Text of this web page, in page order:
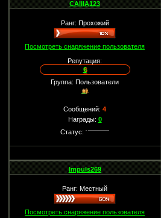
CAIIIA123
Ранг: Прохожий
Посмотреть снаряжение пользователя
Репутация:
6
Группа: Пользователи
Сообщений:4
Награды: 0
Статус:
Impuls269
Ранг: Местный
Посмотреть снаряжение пользователя